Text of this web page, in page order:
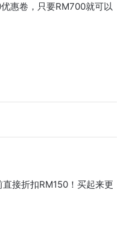
惠卷，只要RM700就可以
接折扣RM150！买起来更